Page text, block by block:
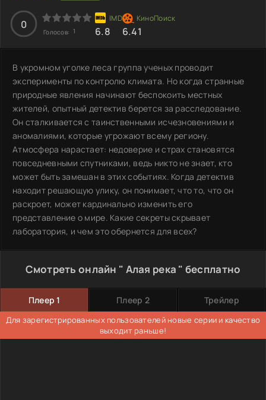
0
Голосов: 1 6.8 6.41
В укромном уголке леса группа ученых проводит
эксперименты по контролю климата. Но когда странные
природные явления начинают беспокоить местных
жителей, опытный детектив берется за расследование.
Он сталкивается с таинственными исчезновениями и
аномалиями, которые угрожают всему региону.
Атмосфера нарастает: недоверие и страх становятся
повседневными спутниками, ведь никто не знает, кто
может быть замешан в этих событиях. Когда детектив
находит решающую улику, он понимает, что то, что он
раскроет, может кардинально изменить его
представление о мире. Какие секреты скрывает
лаборатория, и чем это обернется для всех?
Смотреть онлайн " Алая река " бесплатно
Плеер 1 Плеер 2 Трейлер
Для зарегистрированных пользователей новые серии и качество
выходит раньше!